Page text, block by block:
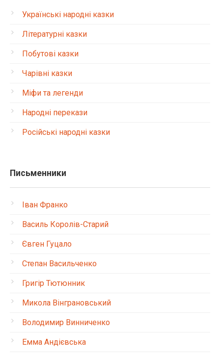
Українські народні казки
Літературні казки
Побутові казки
Чарівні казки
Міфи та легенди
Народні перекази
Російські народні казки
Письменники
Іван Франко
Василь Королів-Старий
Євген Гуцало
Степан Васильченко
Григір Тютюнник
Микола Вінграновський
Володимир Винниченко
Емма Андієвська